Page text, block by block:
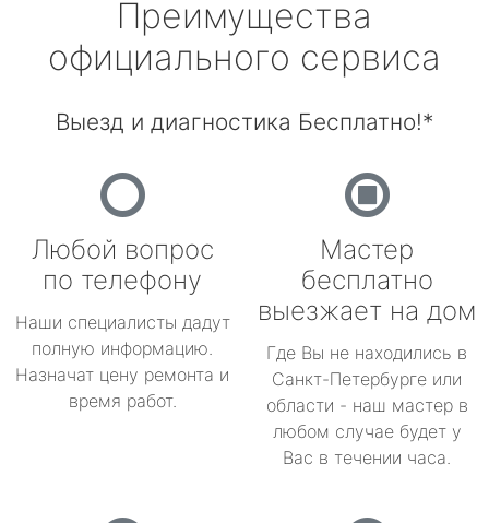
Преимущества
официального сервиса
Выезд и диагностика Бесплатно!*
Любой вопрос
по телефону
Наши специалисты дадут
полную информацию.
Назначат цену ремонта и
время работ.
Мастер
бесплатно
выезжает на дом
Где Вы не находились в
Санкт-Петербурге или
области - наш мастер в
любом случае будет у
Вас в течении часа.